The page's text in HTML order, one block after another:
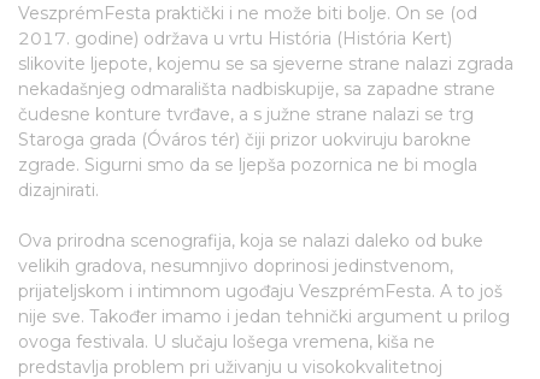
VeszprémFesta praktički i ne može biti bolje. On se (od
2017. godine) održava u vrtu História (História Kert)
slikovite ljepote, kojemu se sa sjeverne strane nalazi zgrada
nekadašnjeg odmarališta nadbiskupije, sa zapadne strane
čudesne konture tvrđave, a s južne strane nalazi se trg
Staroga grada (Óváros tér) čiji prizor uokviruju barokne
zgrade. Sigurni smo da se ljepša pozornica ne bi mogla
dizajnirati.
Ova prirodna scenografija, koja se nalazi daleko od buke
velikih gradova, nesumnjivo doprinosi jedinstvenom,
prijateljskom i intimnom ugođaju VeszprémFesta. A to još
nije sve. Također imamo i jedan tehnički argument u prilog
ovoga festivala. U slučaju lošega vremena, kiša ne
predstavlja problem pri uživanju u visokokvalitetnoj